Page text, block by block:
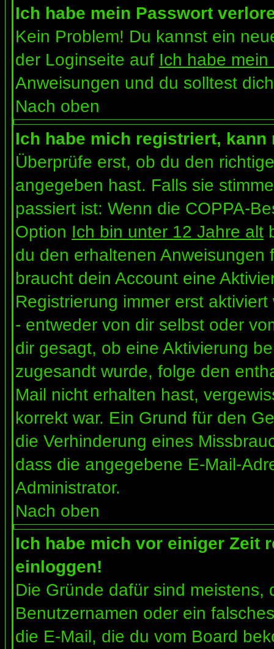
Ich habe mein Passwort
Kein Problem! Du kannst ein
der Loginseite auf Ich habe
Anweisungen und du solltest
Nach oben
Ich habe mich registriert,
Überprüfe erst, ob du den
angegeben hast. Falls sie
passiert ist: Wenn die COPPA-
Option Ich bin unter 12 Jahre alt
du den erhaltenen
braucht dein Account eine
Registrierung immer erst
- entweder von dir selbst oder
dir gesagt, ob eine Aktivierung
zugesandt wurde, folge den
Mail nicht erhalten hast,
korrekt war. Ein Grund für den
die Verhinderung eines
dass die angegebene E-Mail-
Administrator.
Nach oben
Ich habe mich vor einiger Zeit
einloggen!
Die Gründe dafür sind
Benutzernamen oder ein
die E-Mail, die du vom Board